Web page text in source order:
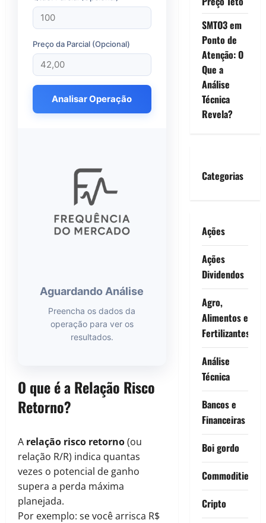
Preço da Parcial (Opcional)
Analisar Operação
Aguardando Análise
Preencha os dados da
operação para ver os
resultados.
O que é a Relação Risco
Retorno?
A relação risco retorno(ou
relação R/R) indica quantas
vezes o potencial de ganho
supera a perda máxima
planejada.
Por exemplo: se você arrisca R$
SMTO3 em
Ponto de
Atenção: O
Que a
Análise
Técnica
Revela?
Categorias
Ações
Ações
Dividendos
Agro,
Alimentos e
Fertilizantes
Análise
Técnica
Bancos e
Financeiras
Boi gordo
Commodities
Cripto